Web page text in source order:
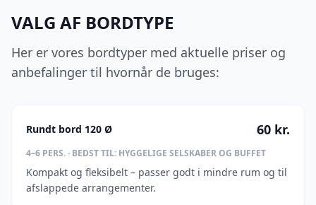
VALG AF BORDTYPE
Her er vores bordtyper med aktuelle priser og
anbefalinger til hvornår de bruges:
Rundt bord 120 Ø 60 kr.
4–6 PERS. · BEDST TIL: HYGGELIGE SELSKABER OG BUFFET
Kompakt og fleksibelt – passer godt i mindre rum og til
afslappede arrangementer.